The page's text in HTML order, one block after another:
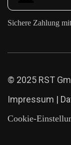
Sichere Zahlung
© 2025 RST
Impressum |
Cookie-